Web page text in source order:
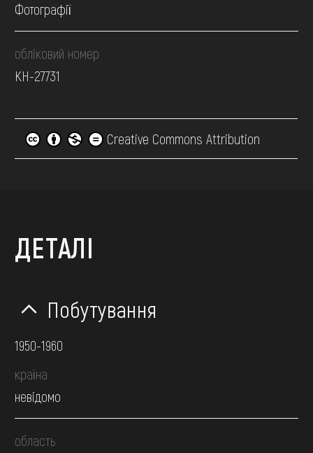
Фотографії
обліковий номер
КН-27731
Creative Commons Attribution
ДЕТАЛІ
Побутування
1950-1960
країна
невідомо
область